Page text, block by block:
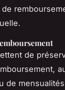
de
de